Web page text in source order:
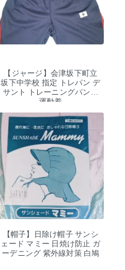
【ジャージ】会津坂下町立
坂下中学校 指定 トレパン デ
サント トレーニングパンツ
運動着
【帽子】日除け帽子 サンシ
ェード マミー 日焼け防止 ガ
ーデニング 紫外線対策 白鳩